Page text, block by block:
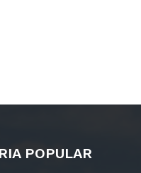
POPULAR